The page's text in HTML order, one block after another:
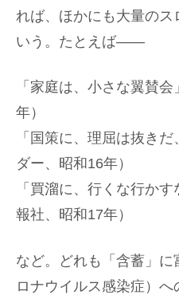
れば、ほかにも大量のス
いう。たとえば——
「家庭は、小さな翼賛
年）
「国策に、理屈は抜き
ダー、昭和16年）
「買溜に、行くな行か
報社、昭和17年）
など。どれも「含蓄」に
ロナウイルス感染症）